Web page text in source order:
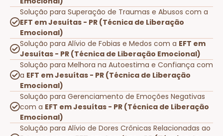
Solução para Superação de Traumas e Abusos com a
EFT em Jesuítas - PR (Técnica de Liberação
Emocional)
Solução para Alívio de Fobias e Medos com a EFT em
Jesuítas - PR (Técnica de Liberação Emocional)
Solução para Melhora na Autoestima e Confiança com
a EFT em Jesuítas - PR (Técnica de Liberação
Emocional)
Solução para Gerenciamento de Emoções Negativas
com a EFT em Jesuítas - PR (Técnica de Liberação
Emocional)
Solução para Alívio de Dores Crônicas Relacionadas ao